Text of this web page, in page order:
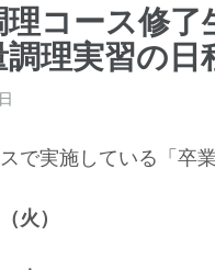
理コース修
理実習の日
で実施している「卒
火）